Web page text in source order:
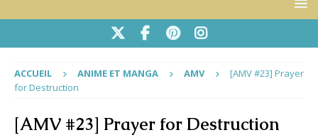
ACCUEIL ANIME ET MANGA AMV
[AMV #23] Prayer
for Destruction
[AMV #23] Prayer for Destruction